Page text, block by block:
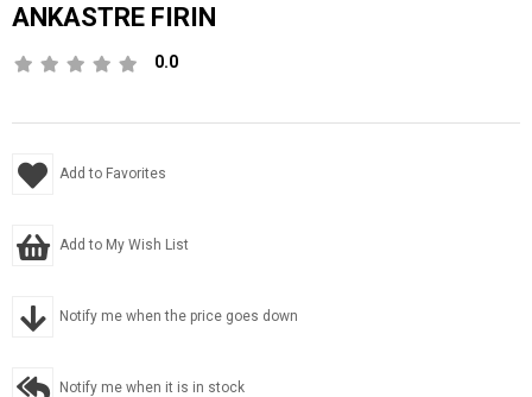
ANKASTRE FIRIN
0.0
Add to Favorites
Add to My Wish List
Notify me when the price goes down
Notify me when it is in stock